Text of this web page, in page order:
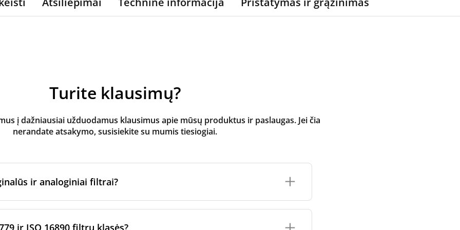
Turite klausimų?
į dažniausiai užduodamus klausimus apie mūsų produktus ir paslaugas. Jei čia
nerandate atsakymo, susisiekite su mumis tiesiogiai.
ir analoginiai filtrai?
per sertifikuotus gamybos partnerius. Jie laikosi konkrečių prekės ženklo
ir ISO 16890 filtrų klasės?